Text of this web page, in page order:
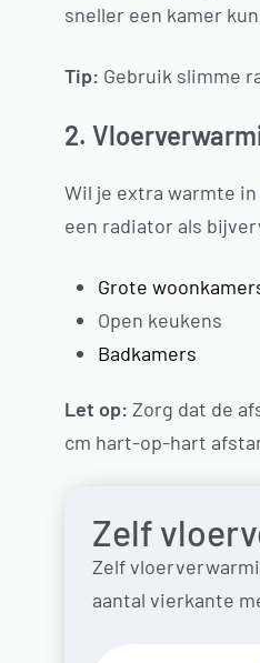
sneller een kamer
Tip: Gebruik slimme
2.
Wil je extra warmte
een radiator als
Grote
Open keukens
Badkamers
Let op: Zorg dat de
cm hart-op-hart
Zelf
Zelf
aantal vierkante